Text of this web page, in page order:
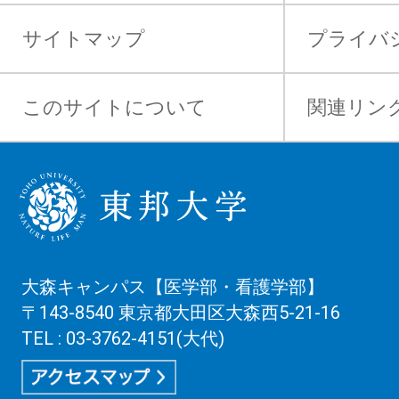
サイトマップ プライバ
このサイトについて 関連リン
大森キャンパス【医学部・看護学部】
〒143-8540 東京都大田区大森西5-21-16
TEL : 03-3762-4151(大代)